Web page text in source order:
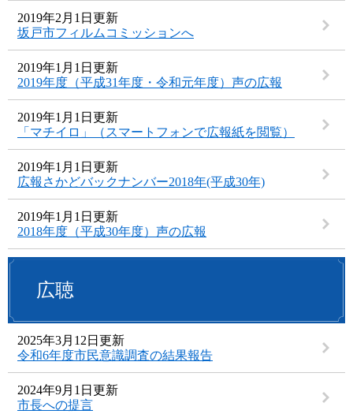
2019年2月1日更新
坂戸市フィルムコミッションへ
2019年1月1日更新
2019年度（平成31年度・令和元年度）声の広報
2019年1月1日更新
「マチイロ」（スマートフォンで広報紙を閲覧）
2019年1月1日更新
広報さかどバックナンバー2018年(平成30年)
2019年1月1日更新
2018年度（平成30年度）声の広報
広聴
2025年3月12日更新
令和6年度市民意識調査の結果報告
2024年9月1日更新
市長への提言